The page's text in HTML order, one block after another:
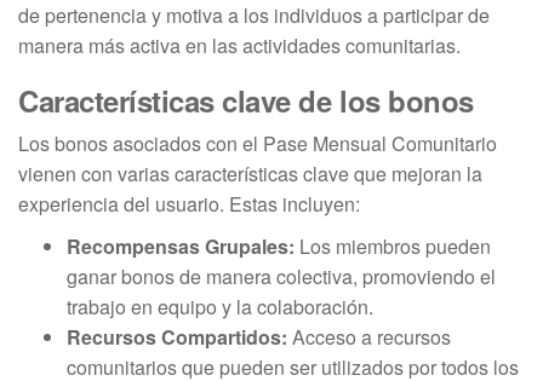
de pertenencia y motiva a los individuos a participar de
manera más activa en las actividades comunitarias.
Características clave de los bonos
Los bonos asociados con el Pase Mensual Comunitario
vienen con varias características clave que mejoran la
experiencia del usuario. Estas incluyen:
Recompensas Grupales: Los miembros pueden
ganar bonos de manera colectiva, promoviendo el
trabajo en equipo y la colaboración.
Recursos Compartidos: Acceso a recursos
comunitarios que pueden ser utilizados por todos los